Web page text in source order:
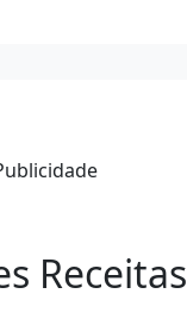
Receitas